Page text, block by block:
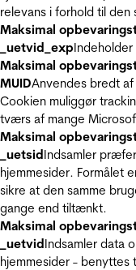
relevans i forhold til
Maksimal
_uetvid_exp
Maksimal
MUIDAnvendes bredt
Cookien muliggør
tværs af mange
Maksimal
_uetsidIndsamler
hjemmesider. Formålet
sikre at den samme
gange end tiltænkt.
Maksimal
_uetvidIndsamler data
hjemmesider - benyttes